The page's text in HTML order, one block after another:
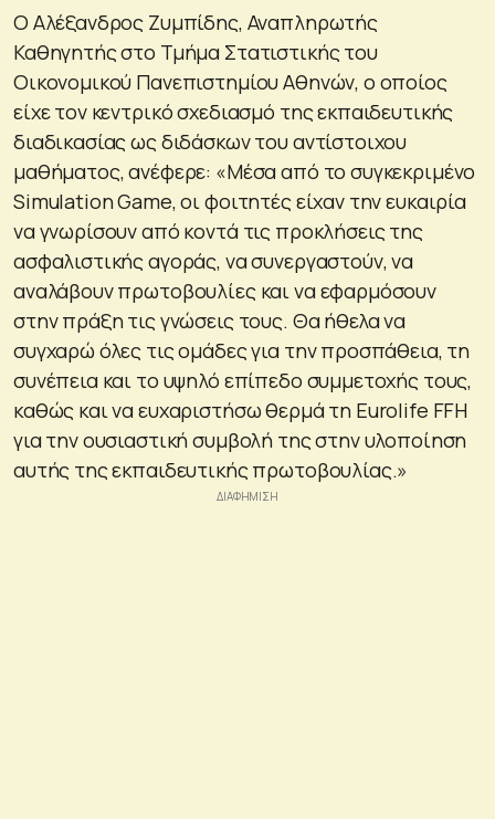
Ο Αλέξανδρος Ζυμπίδης, Αναπληρωτής
Καθηγητής στο Τμήμα Στατιστικής του
Οικονομικού Πανεπιστημίου Αθηνών, ο οποίος
είχε τον κεντρικό σχεδιασμό της εκπαιδευτικής
διαδικασίας ως διδάσκων του αντίστοιχου
μαθήματος, ανέφερε: «Μέσα από το συγκεκριμένο
Simulation Game, οι φοιτητές είχαν την ευκαιρία
να γνωρίσουν από κοντά τις προκλήσεις της
ασφαλιστικής αγοράς, να συνεργαστούν, να
αναλάβουν πρωτοβουλίες και να εφαρμόσουν
στην πράξη τις γνώσεις τους. Θα ήθελα να
συγχαρώ όλες τις ομάδες για την προσπάθεια, τη
συνέπεια και το υψηλό επίπεδο συμμετοχής τους,
καθώς και να ευχαριστήσω θερμά τη Eurolife FFH
για την ουσιαστική συμβολή της στην υλοποίηση
αυτής της εκπαιδευτικής πρωτοβουλίας.»